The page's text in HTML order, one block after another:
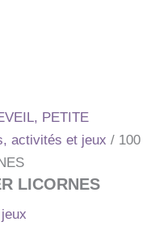
PETITE
activités et jeux / 100
LICORNES